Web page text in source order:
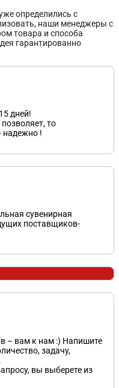
определились с
наши менеджеры с
товара и способа
гарантированно
дней!
то
надежно !
сувенирная
поставщиков-
на сайт
– вам к нам :) Напишите
задачу,
вы выберете из